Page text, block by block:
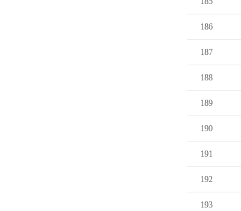
186
187
188
189
190
191
192
193